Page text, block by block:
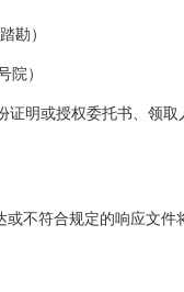
勘）
院）
证明或授权委托书、领取
不符合规定的响应文件